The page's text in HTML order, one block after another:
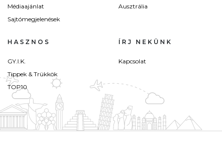
Médiaajánlat
Sajtómegjelenések
Ausztrália
HASZNOS
GY.I.K.
Tippek & Trükkök
TOP10
ÍRJ NEKÜNK
Kapcsolat